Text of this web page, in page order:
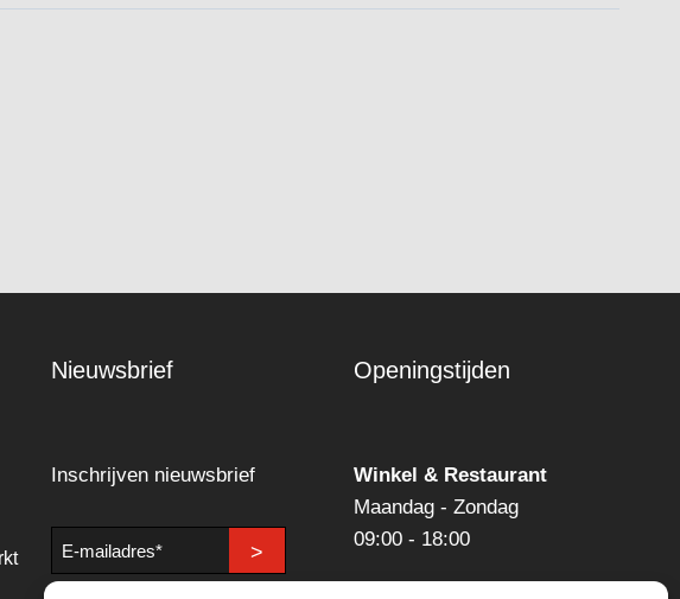
Nieuwsbrief
Inschrijven nieuwsbrief
E-
mailadres
>
Openingstijden
Winkel & Restaurant
Maandag - Zondag
09:00 - 18:00